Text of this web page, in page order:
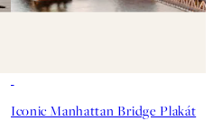
Iconic Manhattan Bridge Plakát